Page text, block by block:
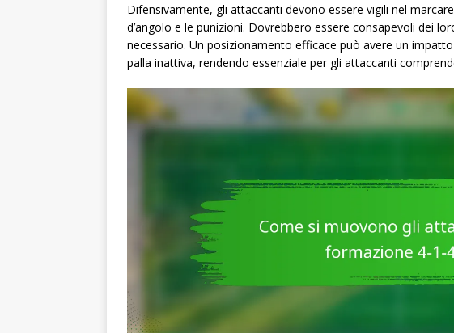
Difensivamente, gli attaccanti devono essere vigili nel marcare
d’angolo e le punizioni. Dovrebbero essere consapevoli dei
necessario. Un posizionamento efficace può avere un
palla inattiva, rendendo essenziale per gli attaccanti